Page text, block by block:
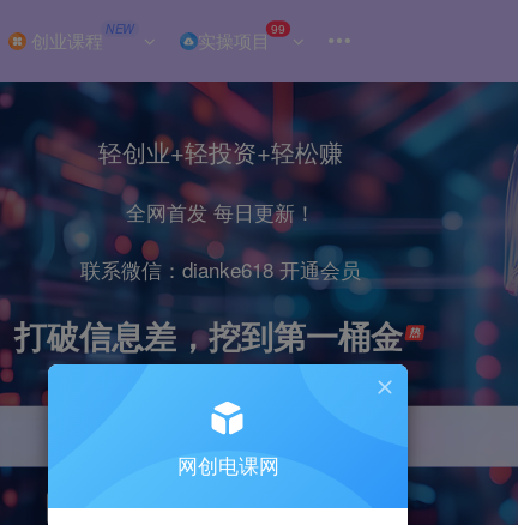
创业课程 NEW 实操项目99
轻创业+轻投资+轻松赚
全网首发 每日更新！
联系微信：dianke618 开通会员
打破信息差，挖到第一桶金
引流 抖音 小红书 直播 剪辑 电商
网创电课网